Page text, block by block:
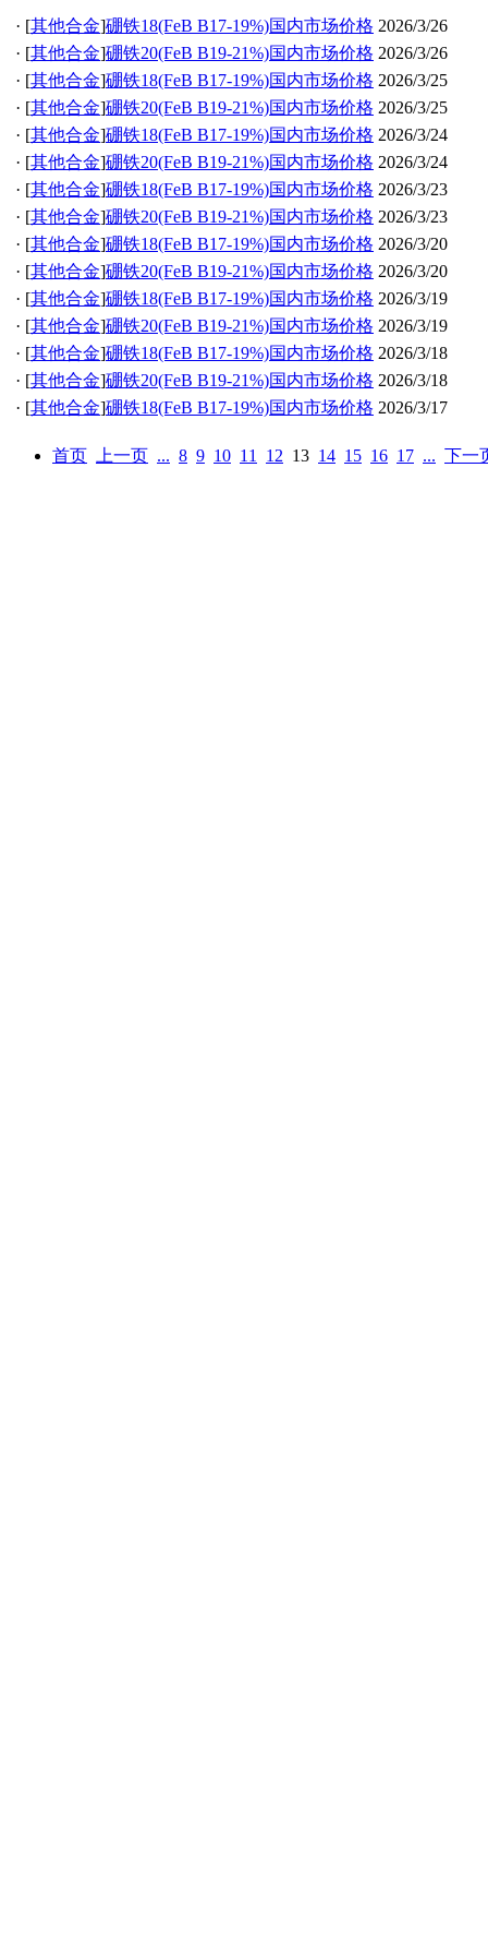
· [其他合金]硼铁18(FeB B17-19%)国内市场价格 2026/3/26
· [其他合金]硼铁20(FeB B19-21%)国内市场价格 2026/3/26
· [其他合金]硼铁18(FeB B17-19%)国内市场价格 2026/3/25
· [其他合金]硼铁20(FeB B19-21%)国内市场价格 2026/3/25
· [其他合金]硼铁18(FeB B17-19%)国内市场价格 2026/3/24
· [其他合金]硼铁20(FeB B19-21%)国内市场价格 2026/3/24
· [其他合金]硼铁18(FeB B17-19%)国内市场价格 2026/3/23
· [其他合金]硼铁20(FeB B19-21%)国内市场价格 2026/3/23
· [其他合金]硼铁18(FeB B17-19%)国内市场价格 2026/3/20
· [其他合金]硼铁20(FeB B19-21%)国内市场价格 2026/3/20
· [其他合金]硼铁18(FeB B17-19%)国内市场价格 2026/3/19
· [其他合金]硼铁20(FeB B19-21%)国内市场价格 2026/3/19
· [其他合金]硼铁18(FeB B17-19%)国内市场价格 2026/3/18
· [其他合金]硼铁20(FeB B19-21%)国内市场价格 2026/3/18
· [其他合金]硼铁18(FeB B17-19%)国内市场价格 2026/3/17
首页 上一页 ... 8 9 10 11 12 13 14 15 16 17 ... 下一